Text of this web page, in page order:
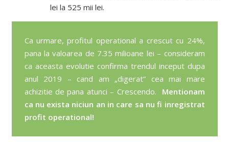
lei la 525 mii lei.
Ca urmare, profitul operational a crescut cu 24%,
pana la valoarea de 7.35 milioane lei – consideram
ca aceasta evolutie confirma trendul inceput dupa
anul 2019 – cand am „digerat” cea mai mare
achizitie de pana atunci – Crescendo. Mentionam
ca nu exista niciun an in care sa nu fi inregistrat
profit operational!